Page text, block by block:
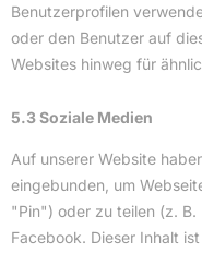
Benutzerprofilen
oder den Benutzer auf
Websites hinweg für
5.3 Soziale Medien
Auf unserer Website
eingebunden, um
"Pin") oder zu teilen (z.
Facebook. Dieser Inhalt